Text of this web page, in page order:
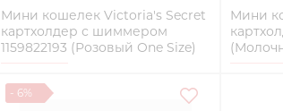
Мини кошелек Victoria's Secret
картхолдер с шиммером
1159822193 (Розовый One Size)
Мини
- 6%